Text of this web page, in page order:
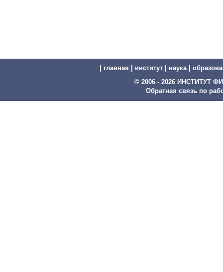
главная институт наука|
© 2006 - 2026 ИНСТИТУТ
Обратная связь по